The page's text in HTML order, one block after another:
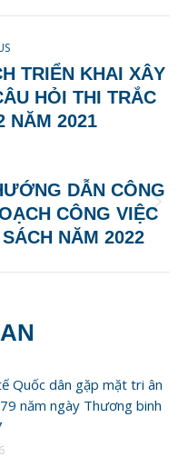
TRIỂN KHAI XÂY
HỎI THI TRẮC
NĂM 2021
DẪN CÔNG
CÔNG VIỆC
NĂM 2022
Quốc dân gặp mặt tri ân
năm ngày Thương binh